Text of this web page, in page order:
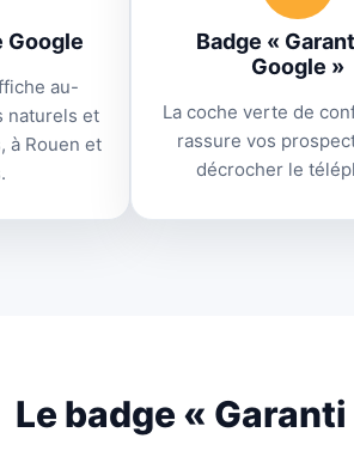
Google
au-
naturels et
à Rouen et
Badge «
Google »
La coche verte de
rassure vos
décrocher le
Le badge «